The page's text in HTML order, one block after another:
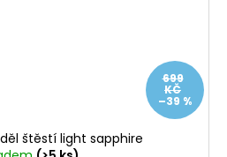
699
KČ
–39 %
štěstí light sapphire